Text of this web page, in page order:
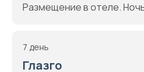
Размещение в отеле.
7 день
Глазго